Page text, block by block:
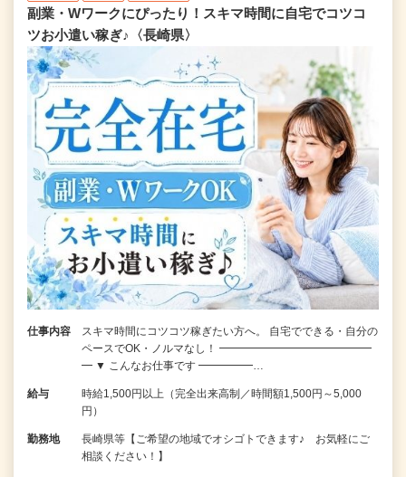
副業・Wワークにぴったり！スキマ時間に自宅でコツコ
ツお小遣い稼ぎ♪〈長崎県〉
仕事内容
スキマ時間にコツコツ稼ぎたい方へ。 自宅でできる・自分の
ペースでOK・ノルマなし！ ━━━━━━━━━━━━━━
━ ▼ こんなお仕事です ━━━━━…
給与
時給1,500円以上（完全出来高制／時間額1,500円～5,000
円）
勤務地
長崎県等【ご希望の地域でオシゴトできます♪ お気軽にご
相談ください！】